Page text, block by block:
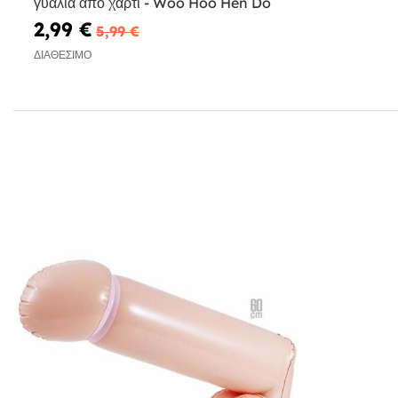
2,99 € 5,99 €
ΔΙΑΘΈΣΙΜΟ